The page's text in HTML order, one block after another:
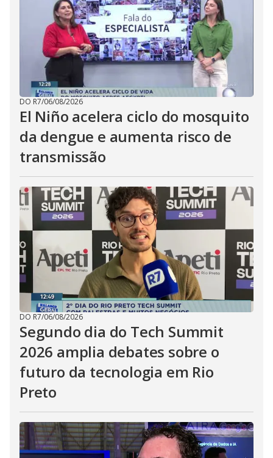
DO R7/06/08/2026
El Niño acelera ciclo do mosquito
da dengue e aumenta risco de
transmissão
DO R7/06/08/2026
Segundo dia do Tech Summit
2026 amplia debates sobre o
futuro da tecnologia em Rio
Preto